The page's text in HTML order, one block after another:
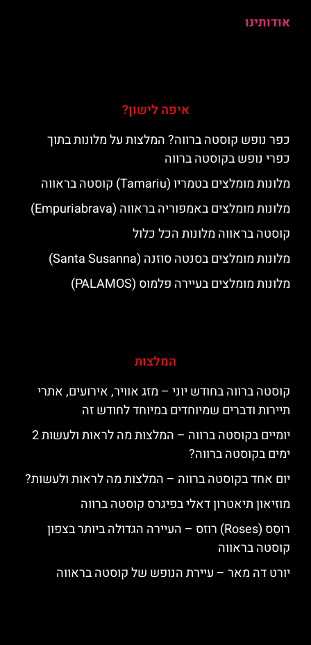
אודותינו
איפה לישון?
כפר נופש קוסטה ברווה? המלצות על מלונות בתוך
כפרי נופש בקוסטה ברווה
מלונות מומלצים בטמריו (Tamariu) קוסטה בראווה
מלונות מומלצים באמפוריה בראווה (Empuriabrava)
קוסטה בראווה מלונות הכל כלול
מלונות מומלצים בסנטה סוזנה (Santa Susanna)
מלונות מומלצים בעיירה פלמוס (PALAMOS)
המלצות
קוסטה ברווה בחודש יוני – מזג אוויר, אירועים, אתרי
תיירות ודברים שמיוחדים במיוחד לחודש זה
יומיים בקוסטה ברווה – המלצות מה לראות ולעשות 2
ימים בקוסטה ברווה?
יום אחד בקוסטה ברווה – המלצות מה לראות ולעשות?
מוזיאון תיאטרון דאלי בפיגרס קוסטה ברווה
רוסֵס (Roses) רוזס – העיירה הגדולה ביותר בצפון
קוסטה בראווה
יורט דה מאר – עיירת הנופש של קוסטה בראווה